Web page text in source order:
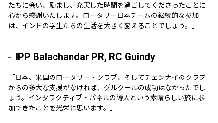
たちに会い、励まし、充実した時間を過ごしてくださったことに
心から感謝いたします。ロータリー日本チームの継続的な参加
は、インドの学生たちの生活を大きく変えることでしょう。」
IPP Balachandar PR, RC Guindy
「日本、米国のロータリー・クラブ、そしてチェンナイのクラブ
からの多大な支援がなければ、グルクールの成功はなかったでし
ょう。インタラクティブ・パネルの導入という素晴らしい旅に参
加できたことを光栄に思います。」